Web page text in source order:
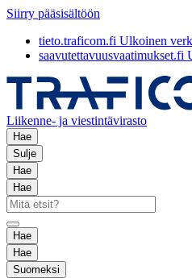
Siirry pääsisältöön
tieto.traficom.fi Ulkoinen
saavutettavuusvaatimukset.fi
Liikenne- ja viestintävirasto
Hae
Sulje
Hae
Hae
Hae
Hae
Suomeksi